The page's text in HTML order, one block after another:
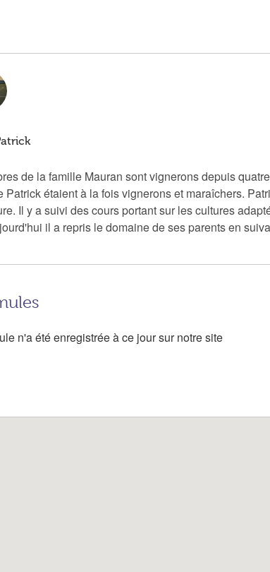
de la famille Mauran sont vignerons depuis
Patrick étaient à la fois vignerons et maraîchers.
Il y a suivi des cours portant sur les cultures
il a repris le domaine de ses parents en
n'a été enregistrée à ce jour sur notre site